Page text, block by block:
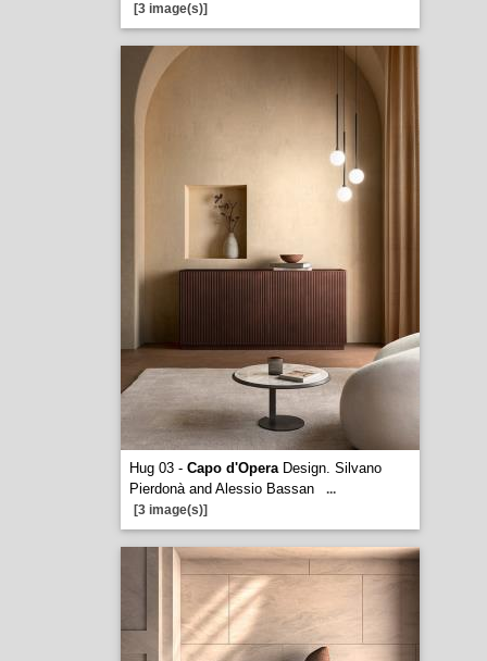
[3 image(s)]
Hug 03 - Capo d'OperaDesign. Silvano
Pierdonà and Alessio Bassan
...
[3 image(s)]